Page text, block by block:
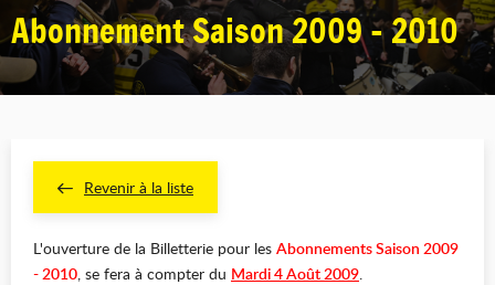
Abonnement Saison 2009 - 2010
Revenir à la liste
L'ouverture de la Billetterie pour les Abonnements Saison 2009
- 2010, se fera à compter du Mardi 4 Août 2009.